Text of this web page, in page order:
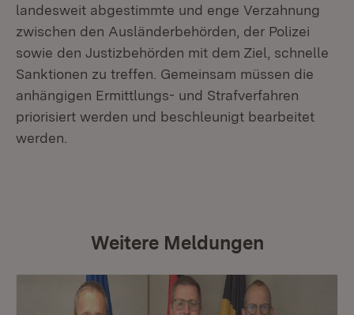
landesweit abgestimmte und enge Verzahnung
zwischen den Ausländerbehörden, der Polizei
sowie den Justizbehörden mit dem Ziel, schnelle
Sanktionen zu treffen. Gemeinsam müssen die
anhängigen Ermittlungs- und Strafverfahren
priorisiert werden und beschleunigt bearbeitet
werden.
Weitere Meldungen